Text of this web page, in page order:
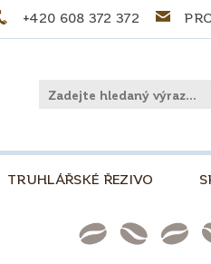
+420 608 372 372
TRUHLÁŘSKÉ ŘEZIVO
PALIVOVÉ